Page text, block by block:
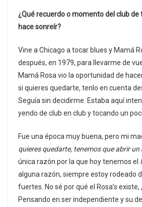
¿Qué recuerdo o momento del club de
hace sonreír?
Vine a Chicago a tocar blues y Mamá
después, en 1979, para llevarme de
Mamá Rosa vio la oportunidad de
si quieres quedarte, tenlo en cuenta
Seguía sin decidirme. Estaba aquí
yendo de club en club y tocando un
Fue una época muy buena, pero mi
quieres quedarte, tenemos que abrir un
única razón por la que hoy tenemos el
alguna razón, siempre estoy rodeado
fuertes. No sé por qué el Rosa’s
Pensando en ser independiente y su